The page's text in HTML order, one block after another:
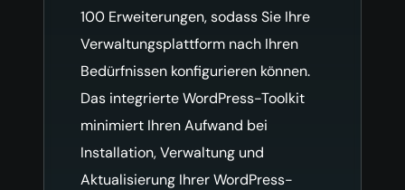
100 Erweiterungen, sodass Sie Ihre
Verwaltungsplattform nach Ihren
Bedürfnissen konfigurieren können.
Das integrierte WordPress-Toolkit
minimiert Ihren Aufwand bei
Installation, Verwaltung und
Aktualisierung Ihrer WordPress-